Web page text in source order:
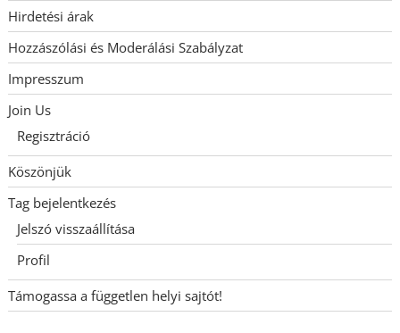
Hirdetési árak
Hozzászólási és Moderálási Szabályzat
Impresszum
Join Us
Regisztráció
Köszönjük
Tag bejelentkezés
Jelszó visszaállítása
Profil
Támogassa a független helyi sajtót!